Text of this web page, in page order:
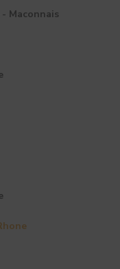
Maconnais